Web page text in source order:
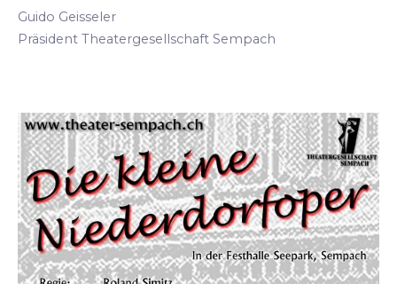
Guido Geisseler
Präsident Theatergesellschaft Sempach